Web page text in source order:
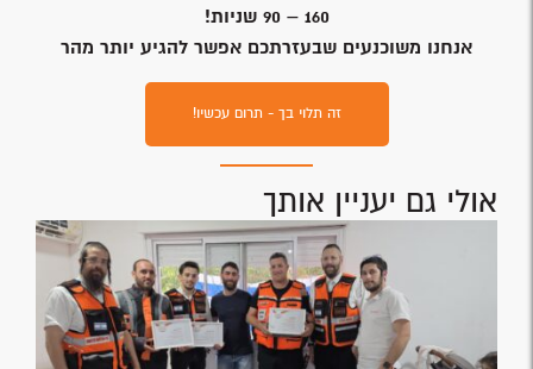
160 – 90 שניות!
אנחנו משוכנעים שבעזרתכם אפשר להגיע יותר מהר
זה תלוי בך - תרום עכשיו!
אולי גם יעניין אותך